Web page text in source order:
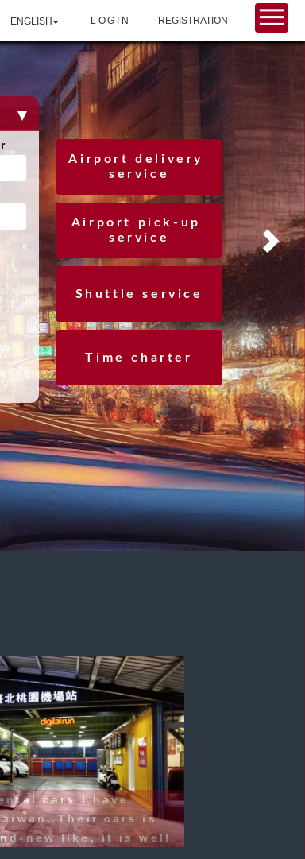
ENGLISH LOGIN REGISTRATION
Airport delivery
service
Airport pick-up
service
Shuttle service
Time charter
外地自駕遊。這次在臺灣租
輛。感覺服務非常到位,車
初還擔心不是在機場附近取